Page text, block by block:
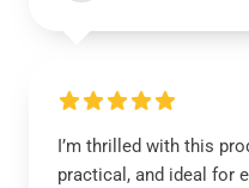
I’m thrilled with this
practical, and ideal for